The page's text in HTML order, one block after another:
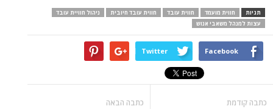
תגיות חווית מועמד חווית עובד חווית עובד חיובית
ניהול חוויית עובד
עצות למנהל משאבי אנוש
Facebook
Twitter
כתבה קודמת כתבה הבאה